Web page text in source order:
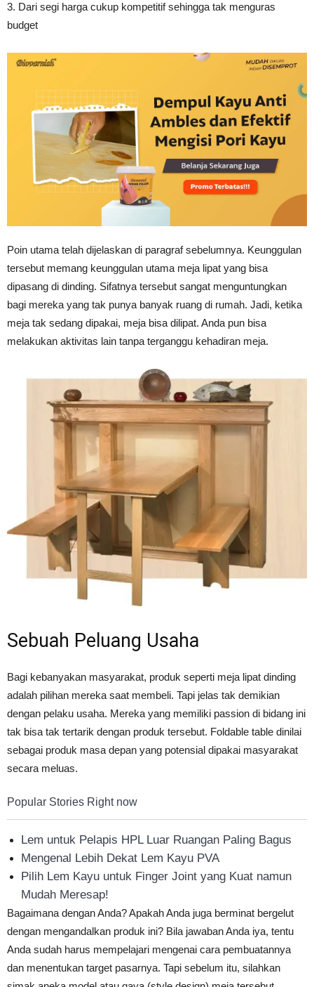
3. Dari segi harga cukup kompetitif sehingga tak menguras
budget
Poin utama telah dijelaskan di paragraf sebelumnya. Keunggulan
tersebut memang keunggulan utama meja lipat yang bisa
dipasang di dinding. Sifatnya tersebut sangat menguntungkan
bagi mereka yang tak punya banyak ruang di rumah. Jadi, ketika
meja tak sedang dipakai, meja bisa dilipat. Anda pun bisa
melakukan aktivitas lain tanpa terganggu kehadiran meja.
Sebuah Peluang Usaha
Bagi kebanyakan masyarakat, produk seperti meja lipat dinding
adalah pilihan mereka saat membeli. Tapi jelas tak demikian
dengan pelaku usaha. Mereka yang memiliki passion di bidang ini
tak bisa tak tertarik dengan produk tersebut. Foldable table dinilai
sebagai produk masa depan yang potensial dipakai masyarakat
secara meluas.
Popular Stories Right now
Lem untuk Pelapis HPL Luar Ruangan Paling Bagus
Mengenal Lebih Dekat Lem Kayu PVA
Pilih Lem Kayu untuk Finger Joint yang Kuat namun
Mudah Meresap!
Bagaimana dengan Anda? Apakah Anda juga berminat bergelut
dengan mengandalkan produk ini? Bila jawaban Anda iya, tentu
Anda sudah harus mempelajari mengenai cara pembuatannya
dan menentukan target pasarnya. Tapi sebelum itu, silahkan